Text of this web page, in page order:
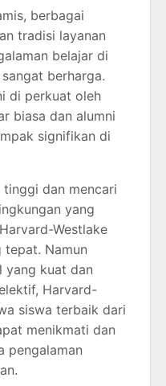
berbagai
tradisi layanan
belajar di
berharga.
di perkuat oleh
biasa dan alumni
signifikan di
dan mencari
yang
Westlake
tepat. Namun
yang kuat dan
Harvard-
siswa terbaik dari
menikmati dan
pengalaman